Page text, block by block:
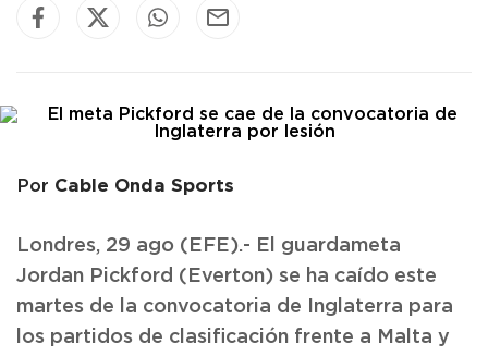
Por Cable Onda Sports
Londres, 29 ago (EFE).- El guardameta
Jordan Pickford (Everton) se ha caído este
martes de la convocatoria de Inglaterra para
los partidos de clasificación frente a Malta y